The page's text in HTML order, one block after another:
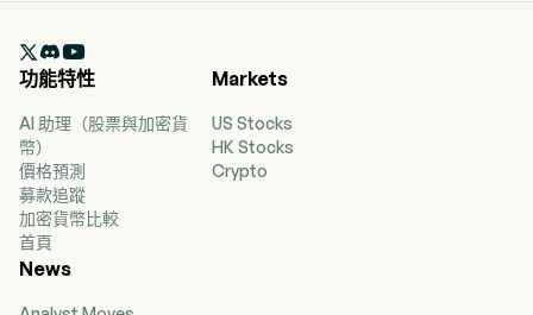

功能特性
AI 助理（股票與加密貨
幣）
價格預測
募款追蹤
加密貨幣比較
首頁
Markets
US Stocks
HK Stocks
Crypto
News